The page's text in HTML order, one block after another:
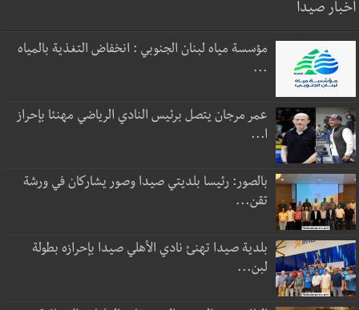
أخبار صيدا
مؤسسة مياه لبنان الجنوبي : انخفاض التغذية بالمياه
...
عمر مرجان يتصل برئيس النادي الرياضي مهنئا بإحراز
ا...
بالصور: رئيسا بلديتي صيدا وصور يشاركان في ورشة
تقن...
بلدية صيدا تهنئ نادي الأهلي صيدا بإحرازه بطولة
لبن...